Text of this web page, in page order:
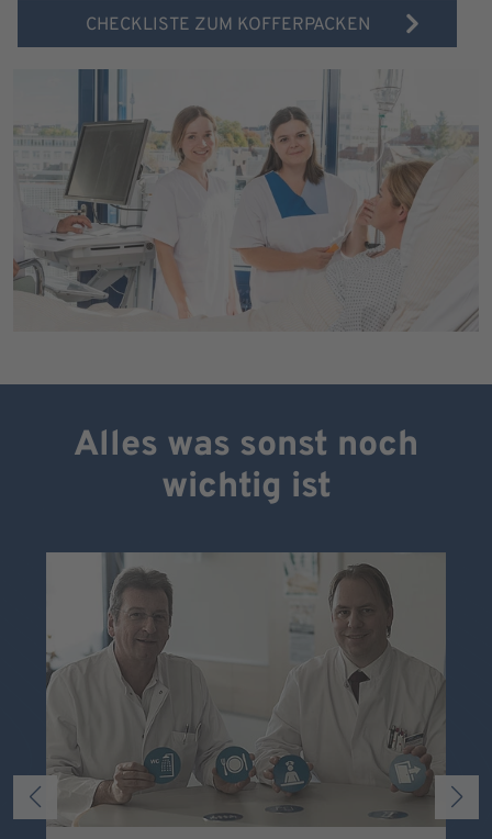
CHECKLISTE ZUM KOFFERPACKEN
Alles was sonst noch
wichtig ist